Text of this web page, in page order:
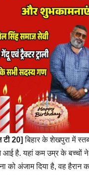
टी 20] बिहार के शेखपुरा में
आई है. यहां कम उम्र के बच्‍चों
को अंजाम दिया है, वह हैरान